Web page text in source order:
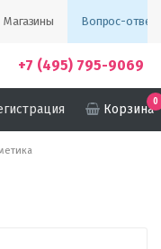
Магазины Вопрос-ответ
+7 (495) 795-9069
Корзина
0